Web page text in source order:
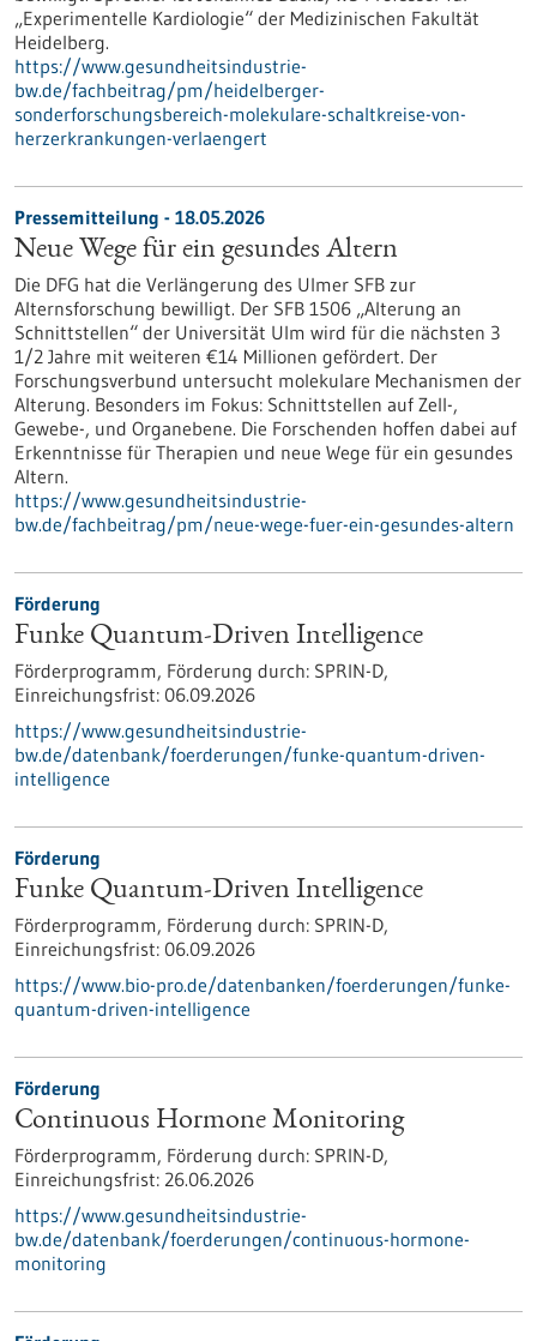
„Experimentelle Kardiologie“ der Medizinischen Fakultät
Heidelberg.
https://www.gesundheitsindustrie-
bw.de/fachbeitrag/pm/heidelberger-
sonderforschungsbereich-molekulare-schaltkreise-von-
herzerkrankungen-verlaengert
Pressemitteilung - 18.05.2026
Neue Wege für ein gesundes Altern
Die DFG hat die Verlängerung des Ulmer SFB zur
Alternsforschung bewilligt. Der SFB 1506 „Alterung an
Schnittstellen“ der Universität Ulm wird für die nächsten 3
1/2 Jahre mit weiteren €14 Millionen gefördert. Der
Forschungsverbund untersucht molekulare Mechanismen der
Alterung. Besonders im Fokus: Schnittstellen auf Zell-,
Gewebe-​, und Organebene. Die Forschenden hoffen dabei auf
Erkenntnisse für Therapien und neue Wege für ein gesundes
Altern.
https://www.gesundheitsindustrie-
bw.de/fachbeitrag/pm/neue-wege-fuer-ein-gesundes-altern
Förderung
Funke Quantum-Driven Intelligence
Förderprogramm, Förderung durch: SPRIN-D,
Einreichungsfrist: 06.09.2026
https://www.gesundheitsindustrie-
bw.de/datenbank/foerderungen/funke-quantum-driven-
intelligence
Förderung
Funke Quantum-Driven Intelligence
Förderprogramm, Förderung durch: SPRIN-D,
Einreichungsfrist: 06.09.2026
https://www.bio-pro.de/datenbanken/foerderungen/funke-
quantum-driven-intelligence
Förderung
Continuous Hormone Monitoring
Förderprogramm, Förderung durch: SPRIN-D,
Einreichungsfrist: 26.06.2026
https://www.gesundheitsindustrie-
bw.de/datenbank/foerderungen/continuous-hormone-
monitoring